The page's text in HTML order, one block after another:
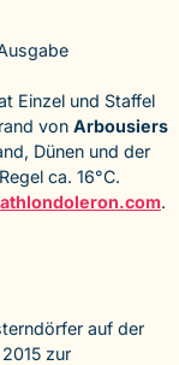
Einzel und Staffel
von Arbousiers
Dünen und der
ca. 16°C.
.
auf der
zur